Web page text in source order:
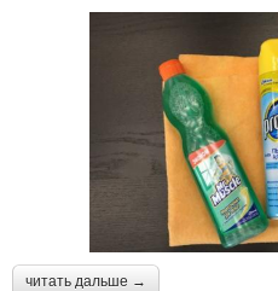
читать дальше →